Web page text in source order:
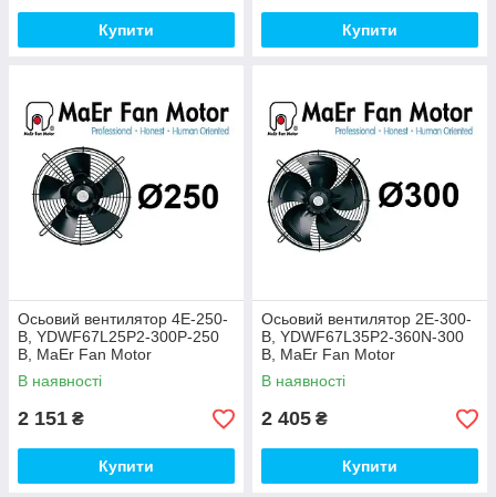
Купити Купити
Осьовий вентилятор 4E-250-
B, YDWF67L25P2-300P-250
B, MaEr Fan Motor
В наявності
2 151 ₴
Купити
Осьовий вентилятор 2E-300-
B, YDWF67L35P2-360N-300
B, MaEr Fan Motor
В наявності
2 405 ₴
Купити